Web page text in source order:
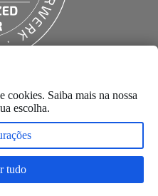
cookies. Saiba mais na nossa
escolha.
tudo